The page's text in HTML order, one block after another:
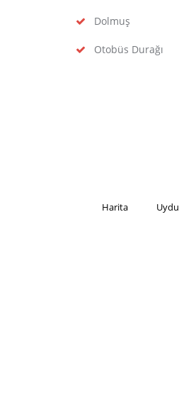
Dolmuş
Otobüs Durağı
Harita Uydu